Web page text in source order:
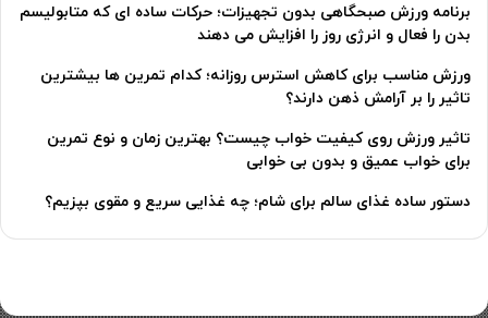
برنامه ورزش صبحگاهی بدون تجهیزات؛ حرکات ساده ای که متابولیسم
بدن را فعال و انرژی روز را افزایش می دهند
ورزش مناسب برای کاهش استرس روزانه؛ کدام تمرین ها بیشترین
تاثیر را بر آرامش ذهن دارند؟
تاثیر ورزش روی کیفیت خواب چیست؟ بهترین زمان و نوع تمرین
برای خواب عمیق و بدون بی خوابی
دستور ساده غذای سالم برای شام؛ چه غذایی سریع و مقوی بپزیم؟